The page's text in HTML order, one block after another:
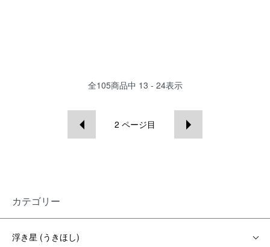
全105商品中 13 - 24表示
2 ページ目
カテゴリー
浮き星 (うきほし)